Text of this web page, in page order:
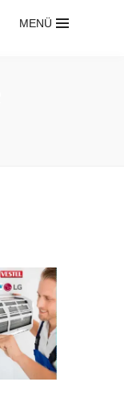
MENÜ